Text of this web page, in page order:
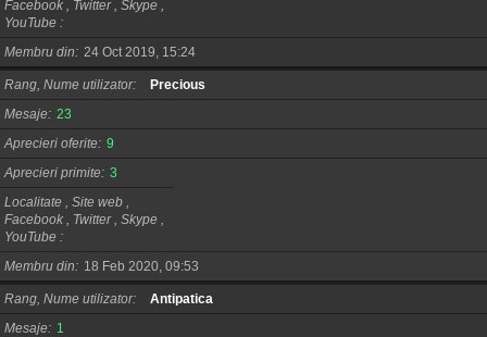
Facebook , Twitter , Skype ,
YouTube
Membru din
24 Oct 2019, 15:24
Rang, Nume utilizator
Precious
Mesaje 23
Aprecieri oferite 9
Aprecieri primite 3
Localitate , Site web ,
Facebook , Twitter , Skype ,
YouTube
Membru din
18 Feb 2020, 09:53
Rang, Nume utilizator
Antipatica
Mesaje
1